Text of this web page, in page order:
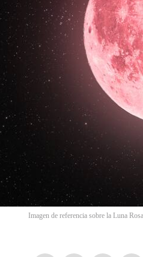
Imagen de referencia sobre la Luna